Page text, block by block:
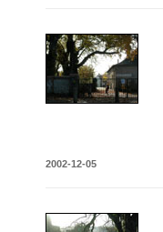
2002-12-05